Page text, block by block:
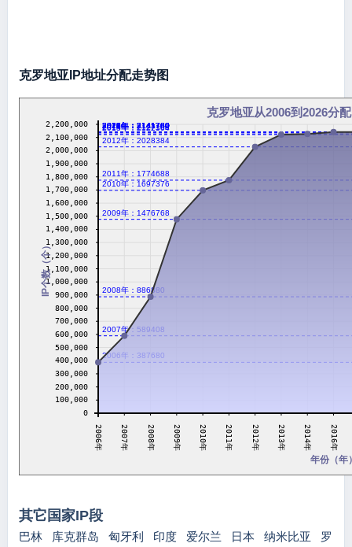
克罗地亚IP地址分配走势图
克罗地亚从2006到2026分
2006年：387680
2007年：589408
2008年：886880
2009年：1476768
2010年：1697376
2011年：1774688
2012年：2028384
2013年：2122304
2014年：2127168
2016年：2141760
2017年：2141760
2018年：2141760
2019年：2141760
2020年：2141760
2021年：2141760
2022年：2141760
2023年：2141760
2024年：2141760
2026年：2141760
0
100,000
200,000
300,000
400,000
500,000
600,000
700,000
800,000
900,000
1,000,000
1,100,000
1,200,000
1,300,000
1,400,000
1,500,000
1,600,000
1,700,000
1,800,000
1,900,000
2,000,000
2,100,000
2,200,000
2006年 2007年 2008年 2009年 2010年 2011年 2012年 2013年 2014年 2016年
年份（年
IP个数（个）
其它国家IP段
巴林 库克群岛 匈牙利 印度 爱尔兰 日本 纳米比亚
罗